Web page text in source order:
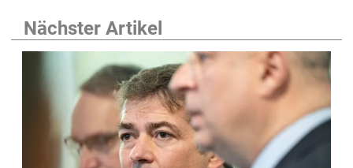
Nächster Artikel